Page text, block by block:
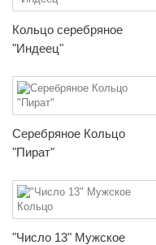
Кольцо серебряное
"Индеец"
Серебряное Кольцо
"Пират"
"Число 13" Мужское